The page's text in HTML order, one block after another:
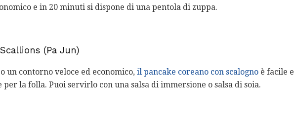
e in 20 minuti si dispone di una pentola di zuppa.
(Pa Jun)
un contorno veloce ed economico, il pancake coreano con scalogno è facile e
la folla. Puoi servirlo con una salsa di immersione o salsa di soia.